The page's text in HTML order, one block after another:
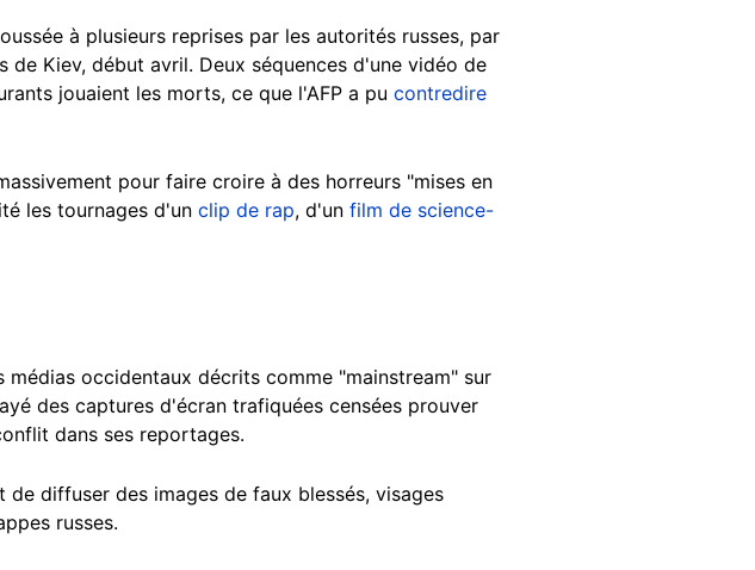
à plusieurs reprises par les autorités russes, par
Kiev, début avril. Deux séquences d'une vidéo de
jouaient les morts, ce que l'AFP a pu contredire
pour faire croire à des horreurs "mises en
les tournages d'un clip de rap, d'un film de science-
occidentaux décrits comme "mainstream" sur
des captures d'écran trafiquées censées prouver
dans ses reportages.
diffuser des images de faux blessés, visages
russes.